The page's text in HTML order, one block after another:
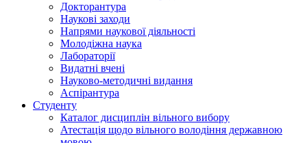
Докторантура
Наукові заходи
Напрями наукової діяльності
Молодіжна наука
Лабораторії
Видатні вчені
Науково-методичні видання
Аспірантура
Студенту
Каталог дисциплін вільного вибору
Атестація щодо вільного володіння державною